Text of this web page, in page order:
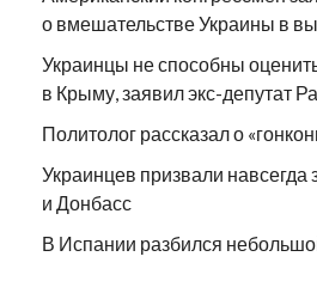
о вмешательстве Украины в
Украинцы не способны
в Крыму, заявил экс-депутат
Политолог рассказал о
Украинцев призвали
и Донбасс
В Испании разбился